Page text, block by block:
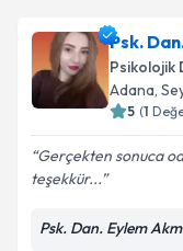
Psk. Suelnur
oluşturun. Size
takvim
Kişisel
Psk.
Psikolojik
Adana,
5 (1
Gerçekten sonuca
teşekkür...
Psk. Dan. Eylem